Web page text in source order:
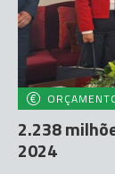
2.238
2024